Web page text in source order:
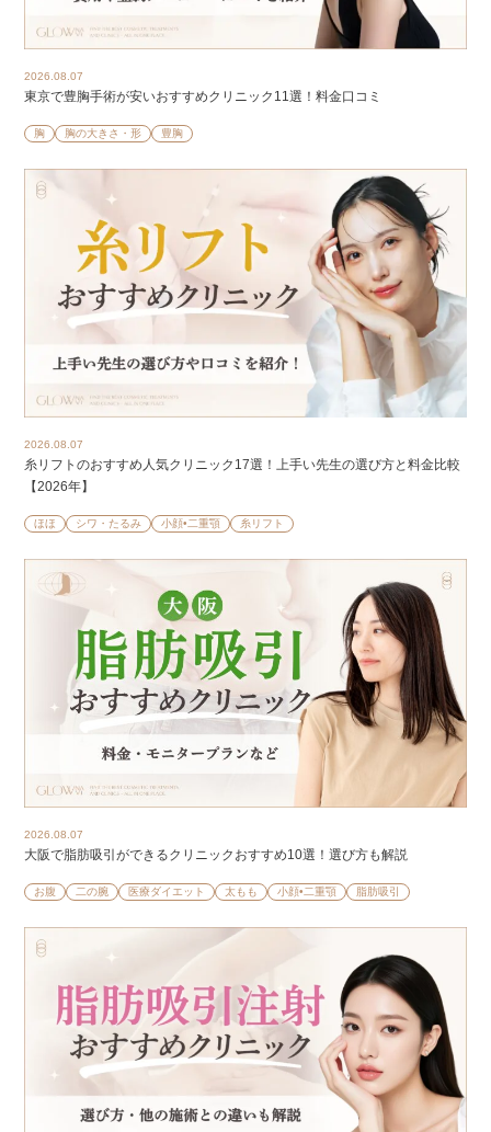
2026.08.07
東京で豊胸手術が安いおすすめクリニック11選！料金口コミ
胸 胸の大きさ・形 豊胸
2026.08.07
糸リフトのおすすめ人気クリニック17選！上手い先生の選び方と料金比較
【2026年】
ほほ シワ・たるみ 小顔•二重顎 糸リフト
2026.08.07
大阪で脂肪吸引ができるクリニックおすすめ10選！選び方も解説
お腹 二の腕 医療ダイエット 太もも 小顔•二重顎 脂肪吸引